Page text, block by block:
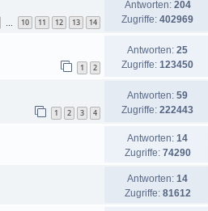
10 11 12 13 14
Antworten: 204
Zugriffe: 402969
1 2
Antworten: 25
Zugriffe: 123450
1 2 3 4
Antworten: 59
Zugriffe: 222443
Antworten: 14
Zugriffe: 74290
Antworten: 14
Zugriffe: 81612